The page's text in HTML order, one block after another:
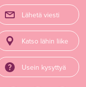
Lähetä viesti
Katso lähin liike
Usein kysyttyä